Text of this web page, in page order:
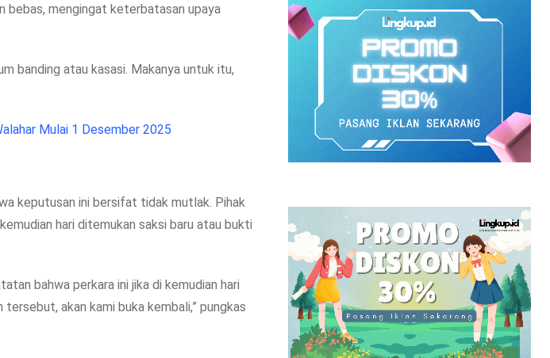
bebas, mengingat keterbatasan upaya
banding atau kasasi. Makanya untuk itu,
Mulai 1 Desember 2025
keputusan ini bersifat tidak mutlak. Pihak
hari ditemukan saksi baru atau bukti
bahwa perkara ini jika di kemudian hari
akan kami buka kembali,” pungkas
Terintegrasi
Rangkul Bobotoh
dan Berbagai
Elemen
Masyarakat